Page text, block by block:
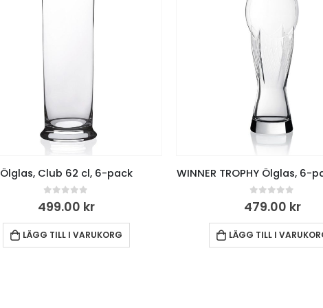
Ölglas, Club 62 cl, 6-pack
0out of 5
499.00 kr
LÄGG TILL I VARUKORG
WINNER TROPHY Ölglas, 6-
0out of 5
479.00 kr
LÄGG TILL I